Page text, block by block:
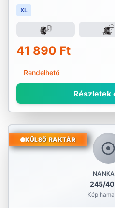
XL
41 890 Ft
Rendelhető
Részletek
245/
Kép
KÜLSŐ RAKTÁR